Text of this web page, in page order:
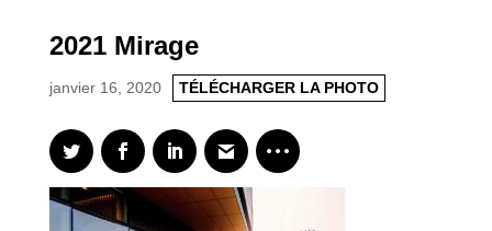
2021 Mirage
janvier 16, 2020 TÉLÉCHARGER LA PHOTO